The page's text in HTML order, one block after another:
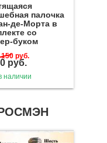
палочка
де-Морта в
со
буком
150 руб.
руб.
наличии
РОСМЭН